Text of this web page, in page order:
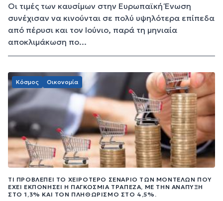
Οι τιμές των καυσίμων στην Ευρωπαϊκή Ένωση
συνέχισαν να κινούνται σε πολύ υψηλότερα επίπεδα
από πέρυσι και τον Ιούνιο, παρά τη μηνιαία
αποκλιμάκωση πο...
Κόσμος Οικονομία
ΤΙ ΠΡΟΒΛΈΠΕΙ ΤΟ ΧΕΙΡΌΤΕΡΟ ΣΕΝΆΡΙΟ ΤΩΝ ΜΟΝΤΈΛΩΝ ΠΟΥ
ΈΧΕΙ ΕΚΠΟΝΉΣΕΙ Η ΠΑΓΚΌΣΜΙΑ ΤΡΆΠΕΖΑ, ΜΕ ΤΗΝ ΑΝΆΠΥΞΗ
ΣΤΟ 1,3% ΚΑΙ ΤΟΝ ΠΛΗΘΩΡΙΣΜΌ ΣΤΟ 4,5%.